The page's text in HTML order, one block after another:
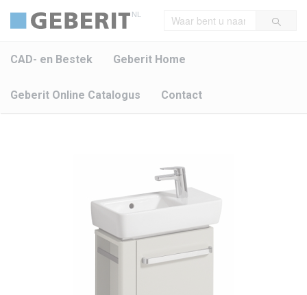
NL
CAD- en Bestek Geberit Home
Geberit Online Catalogus Contact